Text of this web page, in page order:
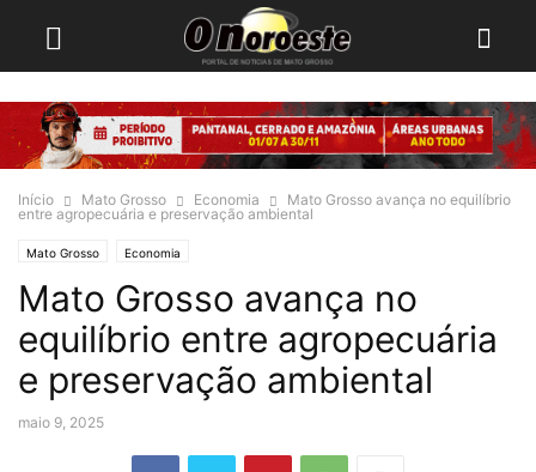
Início Mato Grosso Economia
Mato Grosso avança no equilíbrio
entre agropecuária e preservação ambiental
Mato Grosso Economia
Mato Grosso avança no
equilíbrio entre agropecuária
e preservação ambiental
maio 9, 2025